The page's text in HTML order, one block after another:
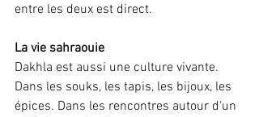
entre les deux est direct.
La vie sahraouie
Dakhla est aussi une culture vivante.
Dans les souks, les tapis, les bijoux, les
épices. Dans les rencontres autour d'un